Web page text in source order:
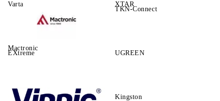
Varta XTAR
Mactronic
TKN-Connect
EXtreme UGREEN
Kingston